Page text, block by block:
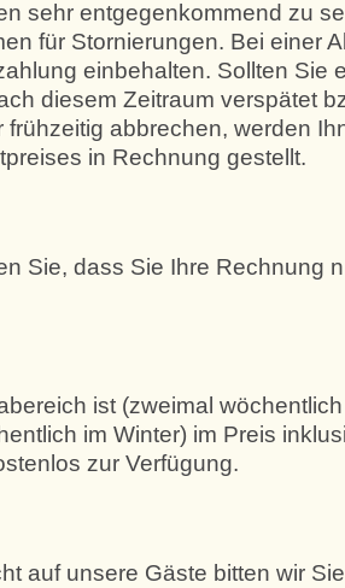
sehr entgegenkommend zu
für Stornierungen. Bei einer
einbehalten. Sollten Sie
diesem Zeitraum verspätet
frühzeitig abbrechen, werden
in Rechnung gestellt.
Sie, dass Sie Ihre Rechnung
ist (zweimal
im Winter) im Preis
zur Verfügung.
auf unsere Gäste bitten wir